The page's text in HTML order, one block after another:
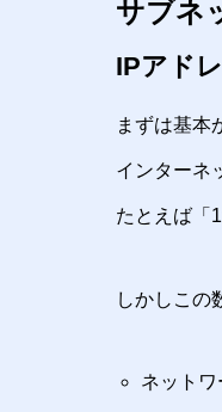
サブネ
IPアド
まずは基本
インターネ
たとえば「
しかしこの
ネットワ